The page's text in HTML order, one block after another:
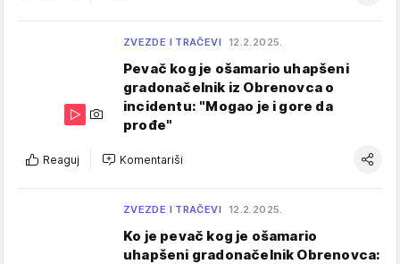
ZVEZDE I TRAČEVI 12.2.2025.
Pevač kog je ošamario uhapšeni
gradonačelnik iz Obrenovca o
incidentu: "Mogao je i gore da
prođe"
Reaguj Komentariši
ZVEZDE I TRAČEVI 12.2.2025.
Ko je pevač kog je ošamario
uhapšeni gradonačelnik Obrenovca: